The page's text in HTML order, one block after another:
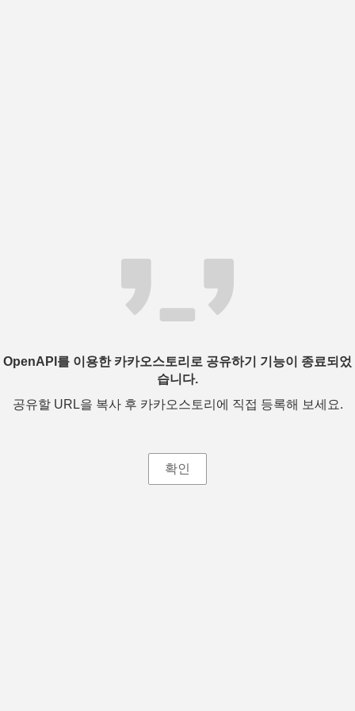
OpenAPI를 이용한 카카오스토리로 공유하기 기능이 종료되었
습니다.
공유할 URL을 복사 후 카카오스토리에 직접 등록해 보세요.
확인